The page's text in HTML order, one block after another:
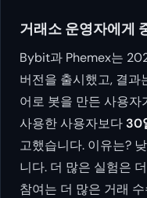
거래소 운영자에게
Bybit과 Phemex는
버전을 출시했고, 결
어로 봇을 만든 사용
사용한 사용자보다 30
고했습니다. 이유는?
니다. 더 많은 실험은
참여는 더 많은 거래